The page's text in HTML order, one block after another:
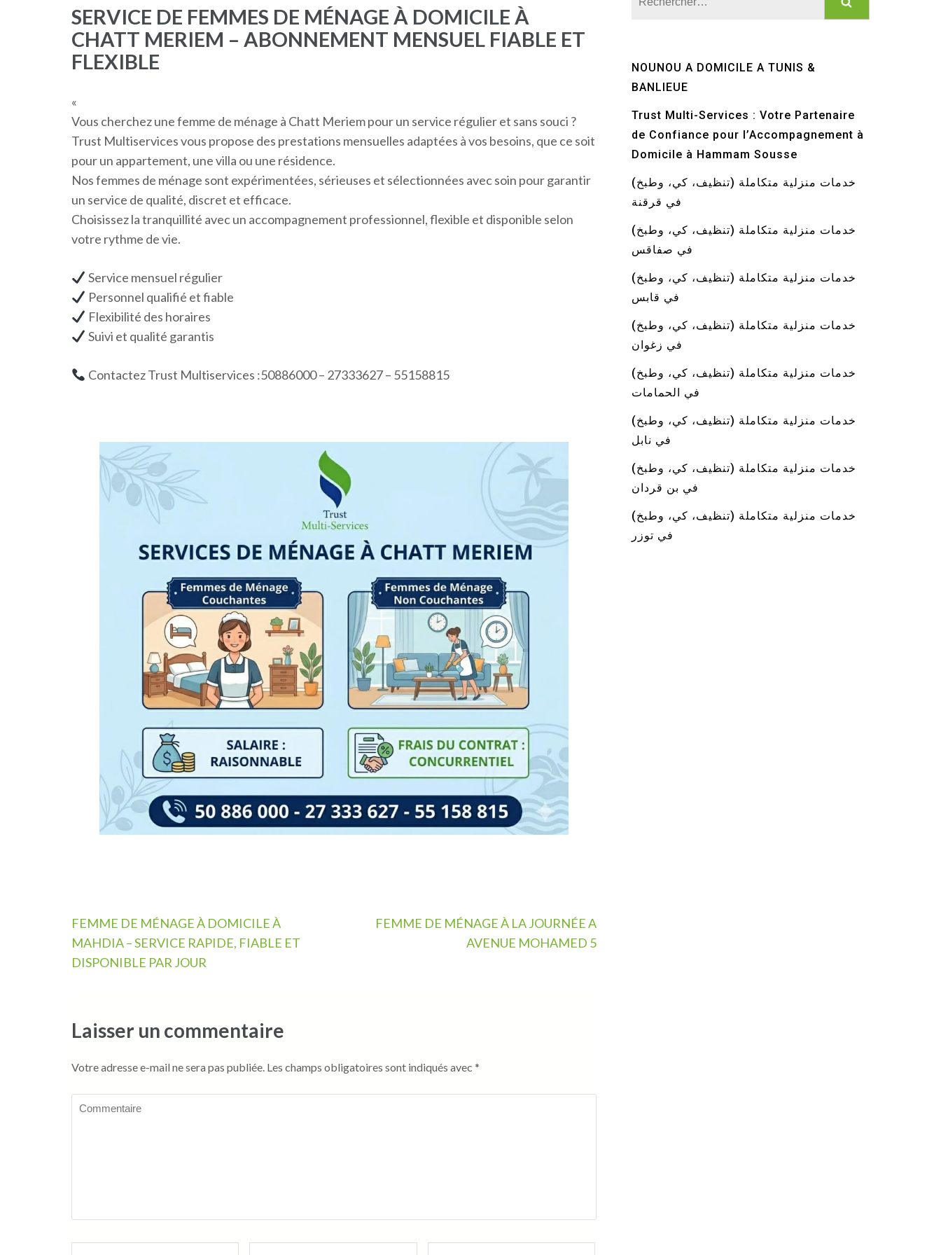
SERVICE DE FEMMES DE MÉNAGE À DOMICILE À
CHATT MERIEM – ABONNEMENT MENSUEL FIABLE ET
FLEXIBLE
«
Vous cherchez une femme de ménage à Chatt Meriem pour un service régulier et sans souci ?
Trust Multiservices vous propose des prestations mensuelles adaptées à vos besoins, que ce soit
pour un appartement, une villa ou une résidence.
Nos femmes de ménage sont expérimentées, sérieuses et sélectionnées avec soin pour garantir
un service de qualité, discret et efficace.
Choisissez la tranquillité avec un accompagnement professionnel, flexible et disponible selon
votre rythme de vie.
Service mensuel régulier
Personnel qualifié et fiable
Flexibilité des horaires
Suivi et qualité garantis
Contactez Trust Multiservices :50886000 – 27333627 – 55158815
Navigation
de
l’article
FEMME DE MÉNAGE À DOMICILE À
MAHDIA – SERVICE RAPIDE, FIABLE ET
DISPONIBLE PAR JOUR
FEMME DE MÉNAGE À LA JOURNÉE A
AVENUE MOHAMED 5
Laisser un commentaire
Votre adresse e-mail ne sera pas publiée. Les champs obligatoires sont indiqués avec *
Commentaire
NOUNOU A DOMICILE A TUNIS &
BANLIEUE
Trust Multi-Services : Votre Partenaire
de Confiance pour l’Accompagnement à
Domicile à Hammam Sousse
خدمات منزلية متكاملة (تنظيف، كي، وطبخ)
في قرقنة
خدمات منزلية متكاملة (تنظيف، كي، وطبخ)
في صفاقس
خدمات منزلية متكاملة (تنظيف، كي، وطبخ)
في قابس
خدمات منزلية متكاملة (تنظيف، كي، وطبخ)
في زغوان
خدمات منزلية متكاملة (تنظيف، كي، وطبخ)
في الحمامات
خدمات منزلية متكاملة (تنظيف، كي، وطبخ)
في نابل
خدمات منزلية متكاملة (تنظيف، كي، وطبخ)
في بن قردان
خدمات منزلية متكاملة (تنظيف، كي، وطبخ)
في توزر